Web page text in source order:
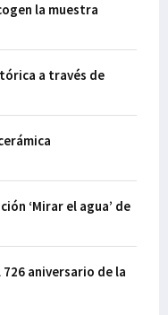
la muestra
a través de
‘Mirar el agua’ de
aniversario de la